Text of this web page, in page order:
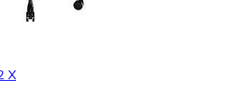
X